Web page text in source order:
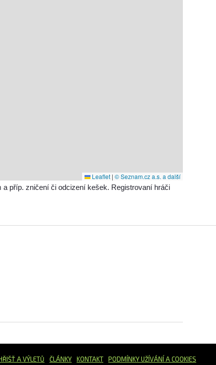
Leaflet | © Seznam.cz a.s. a další
příp. zničení či odcizení kešek. Registrovaní hráči
A VÝLETŮ ČLÁNKY KONTAKT PODMÍNKY UŽÍVÁNÍ A COOKIES